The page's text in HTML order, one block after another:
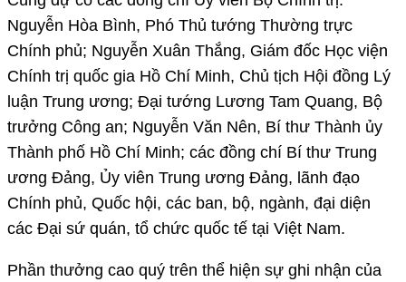
Nguyễn Hòa Bình, Phó Thủ tướng Thường trực
Chính phủ; Nguyễn Xuân Thắng, Giám đốc Học viện
Chính trị quốc gia Hồ Chí Minh, Chủ tịch Hội đồng Lý
luận Trung ương; Đại tướng Lương Tam Quang, Bộ
trưởng Công an; Nguyễn Văn Nên, Bí thư Thành ủy
Thành phố Hồ Chí Minh; các đồng chí Bí thư Trung
ương Đảng, Ủy viên Trung ương Đảng, lãnh đạo
Chính phủ, Quốc hội, các ban, bộ, ngành, đại diện
các Đại sứ quán, tổ chức quốc tế tại Việt Nam.
Phần thưởng cao quý trên thể hiện sự ghi nhận của